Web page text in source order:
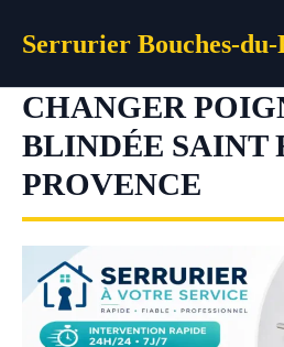
Serrurier Bouches-du-
CHANGER
BLINDÉE SAINT
PROVENCE